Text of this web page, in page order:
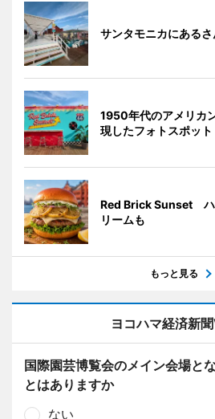
サンタモニカにある
1950年代のアメリカ
現したフォトスポット
Red Brick Sunset ハ
リームも
もっと見る
ヨコハマ経済新
国際園芸博覧会のメイン会場と
とはありますか
ない